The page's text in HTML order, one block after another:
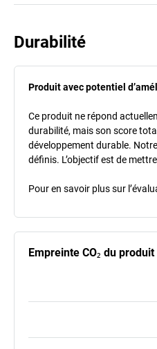
Durabilité
Produit avec potentiel
Ce produit ne répond
durabilité, mais son score
développement durable.
définis. L’objectif est de
Pour en savoir plus sur
Empreinte CO₂ du produit